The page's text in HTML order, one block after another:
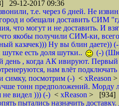
29-12-2017 09:36
т.е. через 6 дней. Не
и обещали доставить СИМ
что могут и не доставить. И
что якобы получили СИМ-ки,
казачек))) Ну вы блин даете))
есть доля шутки..
(-)
день , когда АК ивируют. Первый
нам влёт подключать
симку, посмотрим (-) < xReason
тонн предположений. Морду
не видел ))) (-) < xReason > [934]
пытались назначить